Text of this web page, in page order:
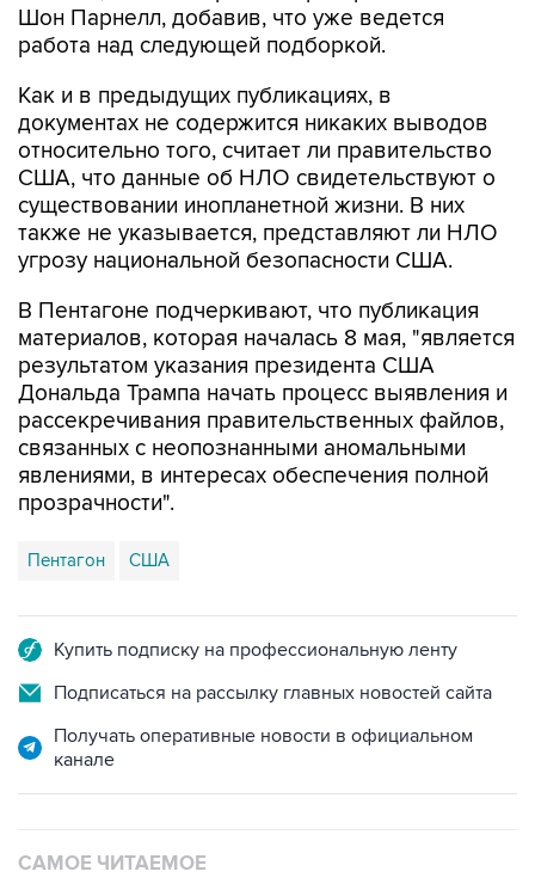
Шон Парнелл, добавив, что уже ведется
работа над следующей подборкой.
Как и в предыдущих публикациях, в
документах не содержится никаких выводов
относительно того, считает ли правительство
США, что данные об НЛО свидетельствуют о
существовании инопланетной жизни. В них
также не указывается, представляют ли НЛО
угрозу национальной безопасности США.
В Пентагоне подчеркивают, что публикация
материалов, которая началась 8 мая, "является
результатом указания президента США
Дональда Трампа начать процесс выявления и
рассекречивания правительственных файлов,
связанных с неопознанными аномальными
явлениями, в интересах обеспечения полной
прозрачности".
Пентагон США
Купить подписку на профессиональную ленту
Подписаться на рассылку главных новостей сайта
Получать оперативные новости в официальном
канале
САМОЕ ЧИТАЕМОЕ